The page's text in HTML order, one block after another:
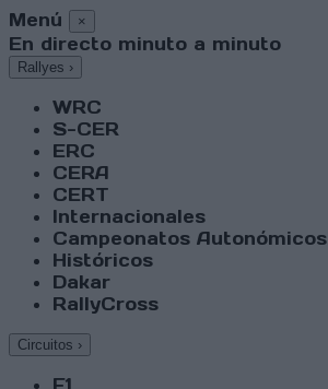
Menú ×
En directo minuto a minuto
Rallyes ›
WRC
S-CER
ERC
CERA
CERT
Internacionales
Campeonatos Autonómicos
Históricos
Dakar
RallyCross
Circuitos ›
F1